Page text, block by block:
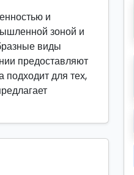
и
зоной и
виды
предоставляют
подходит для тех,